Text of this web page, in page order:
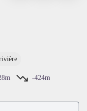
en plein écran
-424m